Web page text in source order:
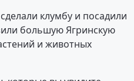
клумбу и посадили
большую Ягринскую
и животных